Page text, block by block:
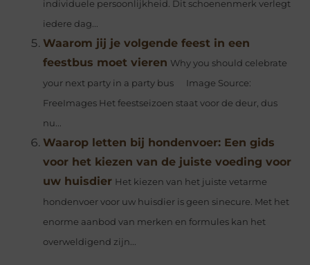
individuele persoonlijkheid. Dit schoenenmerk verlegt
iedere dag...
Waarom jij je volgende feest in een
feestbus moet vieren Why you should celebrate
your next party in a party bus ‍ Image Source:
FreeImages‍ Het feestseizoen staat voor de deur, dus
nu...
Waarop letten bij hondenvoer: Een gids
voor het kiezen van de juiste voeding voor
uw huisdier Het kiezen van het juiste vetarme
hondenvoer voor uw huisdier is geen sinecure. Met het
enorme aanbod van merken en formules kan het
overweldigend zijn...